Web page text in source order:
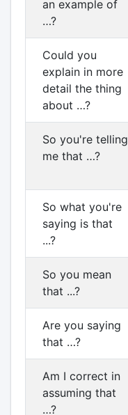
an example of
…?
Could you
explain in more
detail the thing
about …?
So you're telling
me that …?
So what you're
saying is that
...?
So you mean
that ...?
Are you saying
that …?
Am I correct in
assuming that
…?